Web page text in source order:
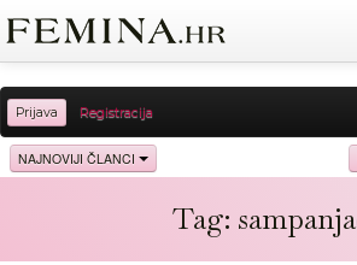
Prijava Registracija
Sreća
Ljubav
NAJNOVIJI ČLANCI
Tag: